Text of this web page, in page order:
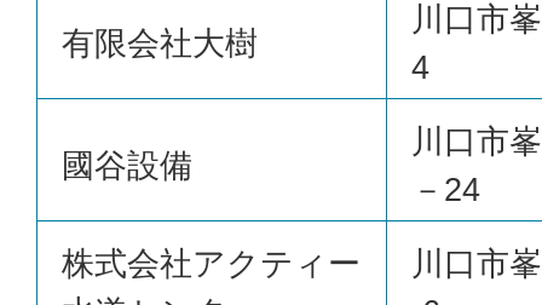
有限会社大樹
川口市
4
國谷設備
川口市
－24
株式会社アクティー
川口市